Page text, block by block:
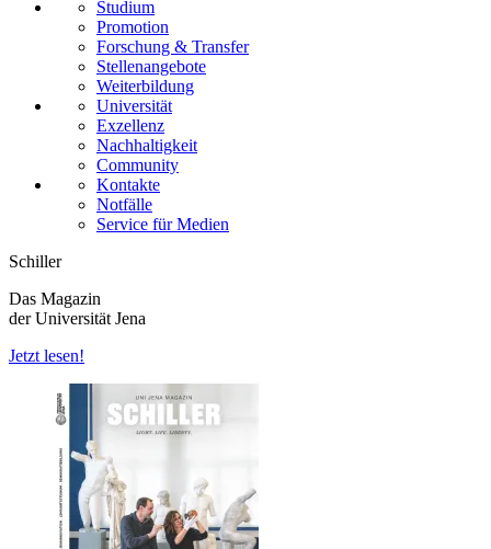
Studium
Promotion
Forschung & Transfer
Stellenangebote
Weiterbildung
Universität
Exzellenz
Nachhaltigkeit
Community
Kontakte
Notfälle
Service für Medien
Schiller
Das Magazin
der Universität Jena
Jetzt lesen!